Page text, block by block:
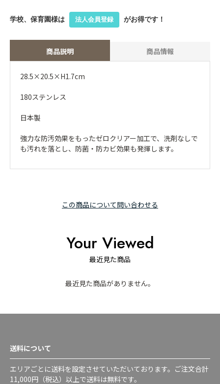
学校、保育園様は 法人会員登録 がお得です！
商品説明 商品情報
28.5×20.5×H1.7cm
180ステンレス
日本製
強力な防汚効果をもったゼロクリアー加工で、洗剤なしで
も汚れを落とし、防菌・防カビ効果も発揮します。
この商品について問い合わせる
Your Viewed
最近見た商品
最近見た商品がありません。
送料について
エリアごとに送料を設定させていただいております。ご注文合計
11,000円（税込）以上で送料は無料です。